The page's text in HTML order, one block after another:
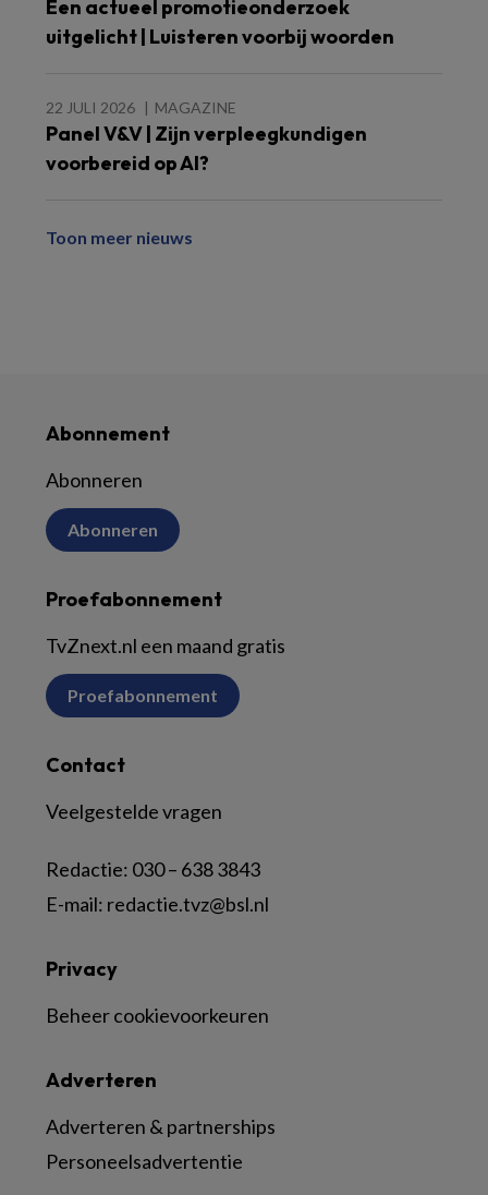
Een actueel promotieonderzoek
uitgelicht | Luisteren voorbij woorden
22 JULI 2026 MAGAZINE
Panel V&V | Zijn verpleegkundigen
voorbereid op AI?
Toon meer nieuws
Abonnement
Abonneren
Abonneren
Proefabonnement
TvZnext.nl een maand gratis
Proefabonnement
Contact
Veelgestelde vragen
Redactie: 030 – 638 3843
E-mail: redactie.tvz@bsl.nl
Adverteren
Adverteren & partnerships
Personeelsadvertentie
Privacy
Beheer cookievoorkeuren